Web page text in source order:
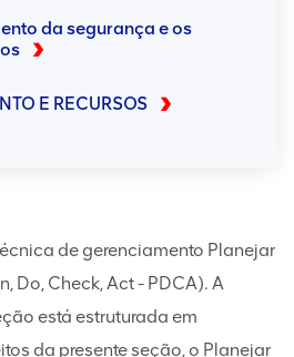
da segurança e os
E RECURSOS
de gerenciamento Planejar
Do, Check, Act - PDCA). A
está estruturada em
da presente seção, o Planejar